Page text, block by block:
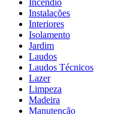
Incêndio
Instalações
Interiores
Isolamento
Jardim
Laudos
Laudos Técnicos
Lazer
Limpeza
Madeira
Manutenção